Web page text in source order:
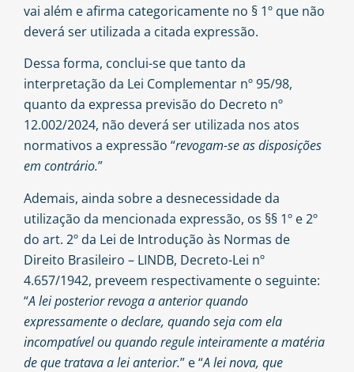
vai além e afirma categoricamente no § 1º que não
deverá ser utilizada a citada expressão.
Dessa forma, conclui-se que tanto da
interpretação da Lei Complementar nº 95/98,
quanto da expressa previsão do Decreto nº
12.002/2024, não deverá ser utilizada nos atos
normativos a expressão “revogam-se as disposições
em contrário.”
Ademais, ainda sobre a desnecessidade da
utilização da mencionada expressão, os §§ 1º e 2º
do art. 2º da Lei de Introdução às Normas de
Direito Brasileiro – LINDB, Decreto-Lei nº
4.657/1942, preveem respectivamente o seguinte:
“A lei posterior revoga a anterior quando
expressamente o declare, quando seja com ela
incompatível ou quando regule inteiramente a matéria
de que tratava a lei anterior.” e “A lei nova, que